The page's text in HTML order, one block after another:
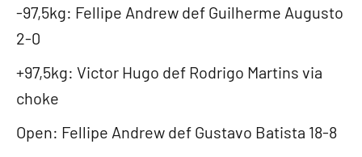
-97,5kg: Fellipe Andrew def Guilherme Augusto
2-0
+97,5kg: Victor Hugo def Rodrigo Martins via
choke
Open: Fellipe Andrew def Gustavo Batista 18-8